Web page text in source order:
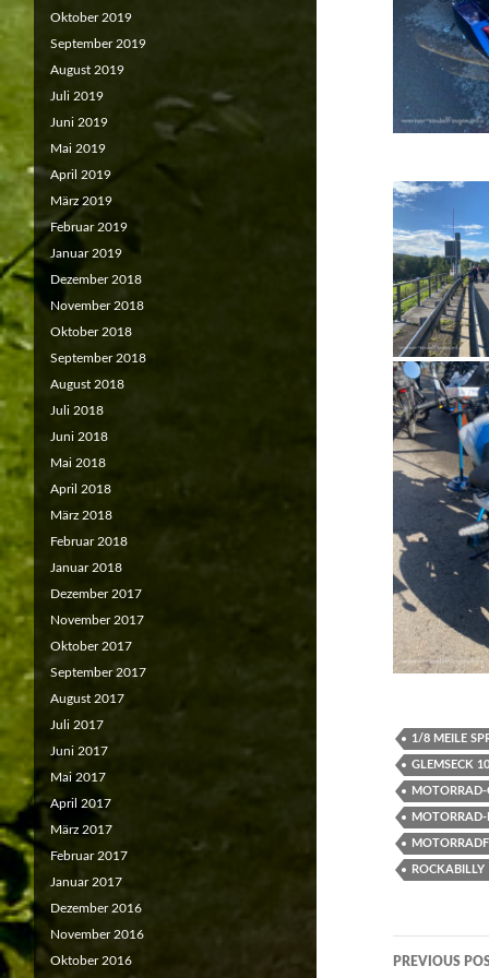
1/8 MEILE
GLEMSECK
MOTORRAD-
ROCKABILLY
Post
PREVIOUS
Oktober 2019
September 2019
August 2019
Juli 2019
Juni 2019
Mai 2019
April 2019
März 2019
Februar 2019
Januar 2019
Dezember 2018
November 2018
Oktober 2018
September 2018
August 2018
Juli 2018
Juni 2018
Mai 2018
April 2018
März 2018
Februar 2018
Januar 2018
Dezember 2017
November 2017
Oktober 2017
September 2017
August 2017
Juli 2017
Juni 2017
Mai 2017
April 2017
März 2017
Februar 2017
Januar 2017
Dezember 2016
November 2016
Oktober 2016